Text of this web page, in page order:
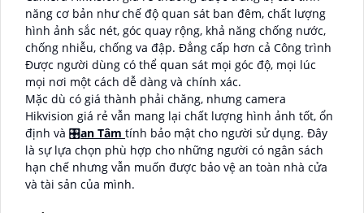
năng cơ bản như chế độ quan sát ban đêm, chất lượng
hình ảnh sắc nét, góc quay rộng, khả năng chống nước,
chống nhiễu, chống va đập. Đẳng cấp hơn cả Công trình
Được người dùng có thể quan sát mọi góc độ, mọi lúc
mọi nơi một cách dễ dàng và chính xác.
Mặc dù có giá thành phải chăng, nhưng camera
Hikvision giá rẻ vẫn mang lại chất lượng hình ảnh tốt, ổn
định và 🎛an Tâm tính bảo mật cho người sử dụng. Đây
là sự lựa chọn phù hợp cho những người có ngân sách
hạn chế nhưng vẫn muốn được bảo vệ an toàn nhà cửa
và tài sản của mình.